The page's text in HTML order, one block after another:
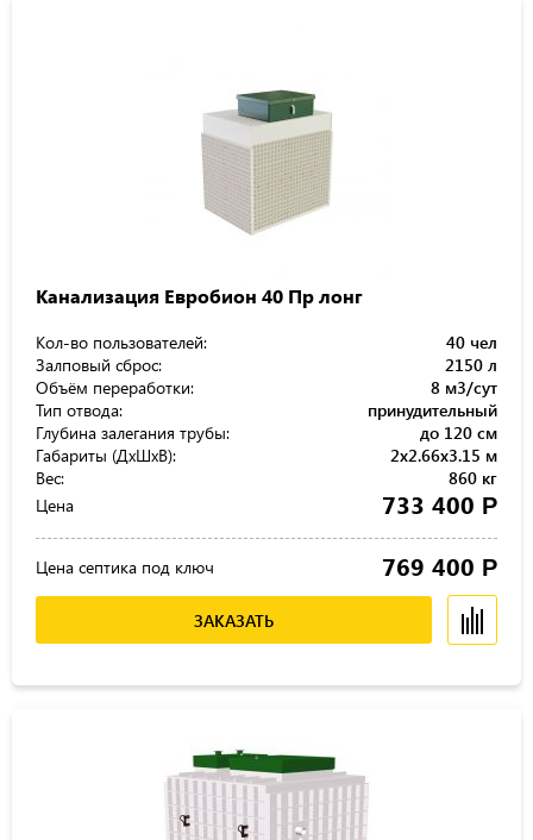
Канализация Евробион 40 Пр лонг
Кол-во пользователей:
40 чел
Залповый сброс:
2150 л
Объём переработки:
8 м3/сут
Тип отвода:
принудительный
Глубина залегания трубы:
до 120 см
Габариты (ДхШхВ):
2x2.66x3.15 м
Вес:
860 кг
Цена
733 400 Р
Цена септика под ключ 769 400 Р
ЗАКАЗАТЬ